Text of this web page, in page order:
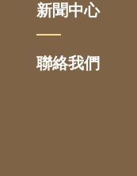
新聞中心
聯絡我們